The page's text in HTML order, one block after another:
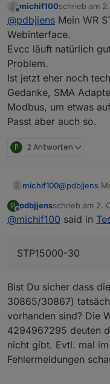
Seite/
Leistung
die
Werte sollten
30865/30867
jedenfalls bei
Btw: wenn Du
den sma-em
Offline
michif100schrieb am
zuletzt
@pdbjjens Mein WR
Webinterface.
Evcc läuft natürlich
Problem.
Ist jetzt eher noch
Gedanke, SMA
Modbus, um etwas
Passt aber auch so.
P 2 Antworten
michif100@pdbjjens
Evcc läuft
Problem.
über
P
Offline
pdbjjensschrieb am 2.
zuletzt editiert
@michif100 said in
STP15000-30
Bist Du sicher dass
30865/30867)
vorhanden sind? Die
4294967295 deuten
nicht gibt. Evtl. mal
Fehlermeldungen